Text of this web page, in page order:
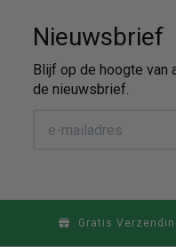
Nieuwsbrief
Blijf op de hoogte van
de nieuwsbrief.
Gratis